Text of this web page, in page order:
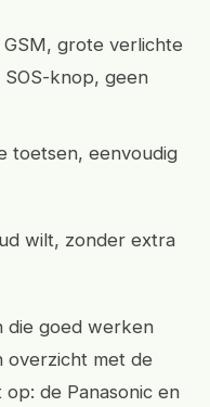
GSM, grote verlichte
knop, geen
toetsen, eenvoudig
wilt, zonder extra
die goed werken
overzicht met de
de Panasonic en